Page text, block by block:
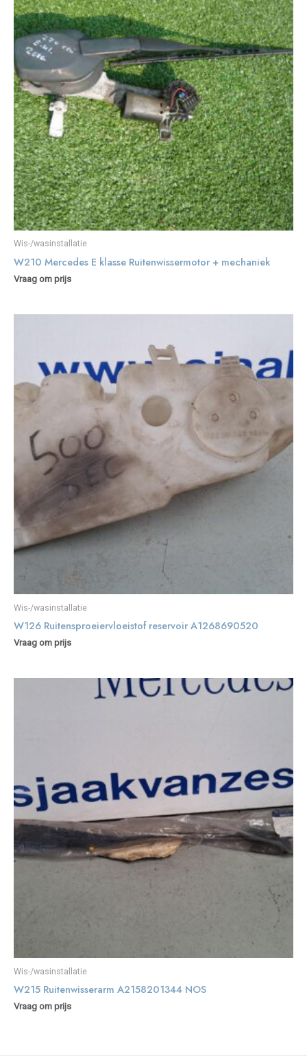
Wis-/wasinstallatie
W210 Mercedes E klasse Ruitenwissermotor + mechaniek
Vraag om prijs
Wis-/wasinstallatie
W126 Ruitensproeiervloeistof reservoir A1268690520
Vraag om prijs
Wis-/wasinstallatie
W215 Ruitenwisserarm A2158201344 NOS
Vraag om prijs